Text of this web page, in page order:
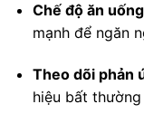
Chế độ ăn
mạnh để ngăn
Theo dõi phản
hiệu bất